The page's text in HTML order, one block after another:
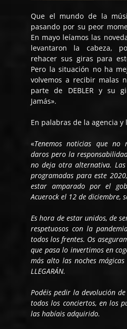
Que el mundo de la
pasando por su peor
En mayo leíamos las
levantaron la cabeza,
rehacer sus giras para
Pero la situación no ha
volvemos a recibir malas
parte de DEBLER y su
Jamás».
En palabras de la agencia y
«Tenemos noticias que no
daros pero la
no deja otra alternativa. Las
programadas para este
estar amparado por el
Acuerock el 12 de diciembre,
Es hora de estar unidos, de
respetuosos con la
todos los frentes. Os
que pasa lo invertimos en
más alto las noches
LLEGARÁN.
Podéis pedir la devolución
todos los conciertos, en los
las habíais adquirido.